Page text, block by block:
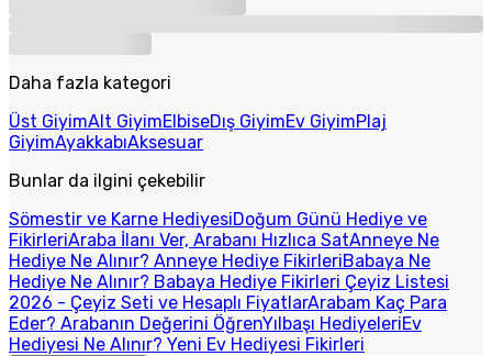
Daha fazla kategori
Üst GiyimAlt GiyimElbiseDış GiyimEv GiyimPlaj
GiyimAyakkabıAksesuar
Bunlar da ilgini çekebilir
Sömestir ve Karne HediyesiDoğum Günü Hediye ve
FikirleriAraba İlanı Ver, Arabanı Hızlıca SatAnneye Ne
Hediye Ne Alınır? Anneye Hediye FikirleriBabaya Ne
Hediye Ne Alınır? Babaya Hediye Fikirleri Çeyiz Listesi
2026 - Çeyiz Seti ve Hesaplı FiyatlarArabam Kaç Para
Eder? Arabanın Değerini ÖğrenYılbaşı HediyeleriEv
Hediyesi Ne Alınır? Yeni Ev Hediyesi Fikirleri